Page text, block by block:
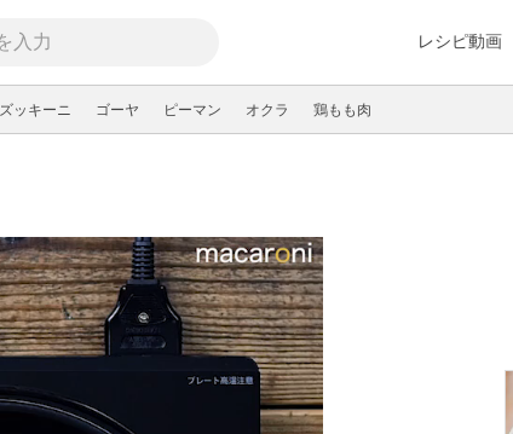
レシピ動画
ズッキーニ ゴーヤ ピーマン オクラ 鶏もも肉